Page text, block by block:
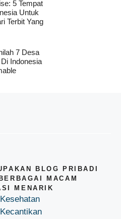
5 Tempat
Untuk
Terbit Yang
7 Desa
Indonesia
BLOG PRIBADI
MACAM
MENARIK
Kesehatan
Kecantikan